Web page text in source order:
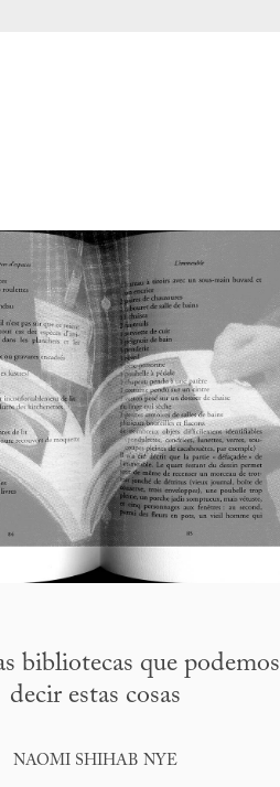
bibliotecas que podemos
decir estas cosas
NAOMI SHIHAB NYE